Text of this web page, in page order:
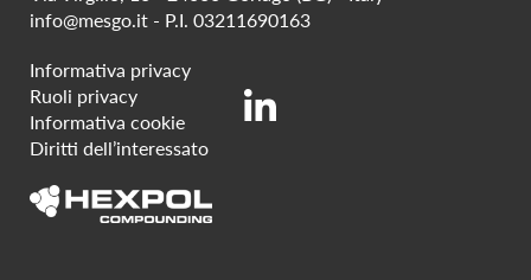
info@mesgo.it - P.I. 03211690163
Informativa privacy
Ruoli privacy
Informativa cookie
Diritti dell’interessato